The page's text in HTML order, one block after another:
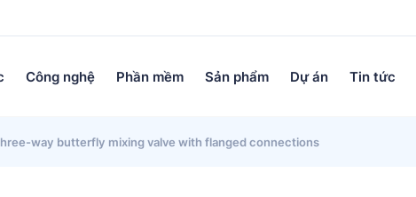
Công nghệ Phần mềm Sản phẩm Dự án Tin tức
way butterfly mixing valve with flanged connections